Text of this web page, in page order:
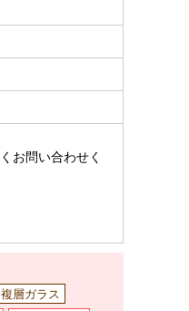
お問い合わせく
複層ガラス